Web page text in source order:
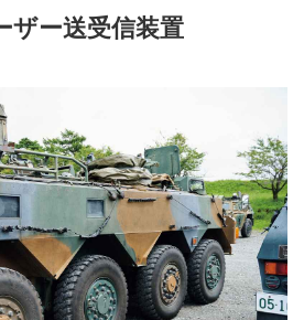
ザー送受信装置